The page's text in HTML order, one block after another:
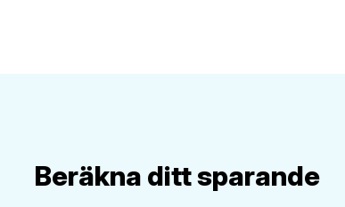
Beräkna ditt sparande